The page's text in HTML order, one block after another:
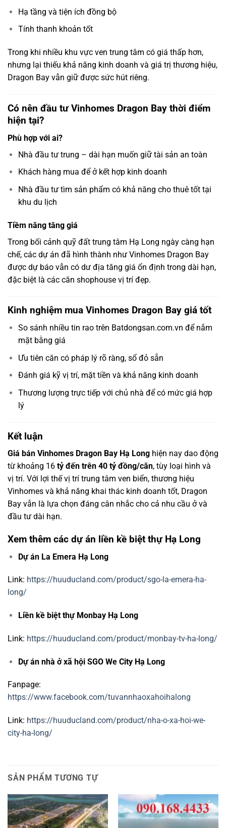
Hạ tầng và tiện ích đồng bộ
Tính thanh khoản tốt
Trong khi nhiều khu vực ven trung tâm có giá thấp hơn,
nhưng lại thiếu khả năng kinh doanh và giá trị thương hiệu,
Dragon Bay vẫn giữ được sức hút riêng.
Có nên đầu tư Vinhomes Dragon Bay thời điểm
hiện tại?
Phù hợp với ai?
Nhà đầu tư trung – dài hạn muốn giữ tài sản an toàn
Khách hàng mua để ở kết hợp kinh doanh
Nhà đầu tư tìm sản phẩm có khả năng cho thuê tốt tại
khu du lịch
Tiềm năng tăng giá
Trong bối cảnh quỹ đất trung tâm Hạ Long ngày càng hạn
chế, các dự án đã hình thành như Vinhomes Dragon Bay
được dự báo vẫn có dư địa tăng giá ổn định trong dài hạn,
đặc biệt là các căn shophouse vị trí đẹp.
Kinh nghiệm mua Vinhomes Dragon Bay giá tốt
So sánh nhiều tin rao trên Batdongsan.com.vn để nắm
mặt bằng giá
Ưu tiên căn có pháp lý rõ ràng, sổ đỏ sẵn
Đánh giá kỹ vị trí, mặt tiền và khả năng kinh doanh
Thương lượng trực tiếp với chủ nhà để có mức giá hợp
lý
Kết luận
Giá bán Vinhomes Dragon Bay Hạ Long hiện nay dao động
từ khoảng 16 tỷ đến trên 40 tỷ đồng/căn, tùy loại hình và
vị trí. Với lợi thế vị trí trung tâm ven biển, thương hiệu
Vinhomes và khả năng khai thác kinh doanh tốt, Dragon
Bay vẫn là lựa chọn đáng cân nhắc cho cả nhu cầu ở và
đầu tư dài hạn.
Xem thêm các dự án liền kề biệt thự Hạ Long
Dự án La Emera Hạ Long
Link: https://huuducland.com/product/sgo-la-emera-ha-
long/
Liền kề biệt thự Monbay Hạ Long
Link: https://huuducland.com/product/monbay-tv-ha-long/
Dự án nhà ở xã hội SGO We City Hạ Long
Fanpage:
https://www.facebook.com/tuvannhaoxahoihalong
Link: https://huuducland.com/product/nha-o-xa-hoi-we-
city-ha-long/
SẢN PHẨM TƯƠNG TỰ